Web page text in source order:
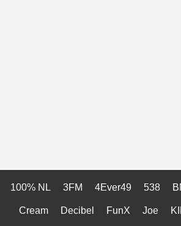
100% NL 3FM 4Ever49 538
Cream Decibel FunX Joe